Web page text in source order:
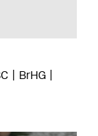
BrHG